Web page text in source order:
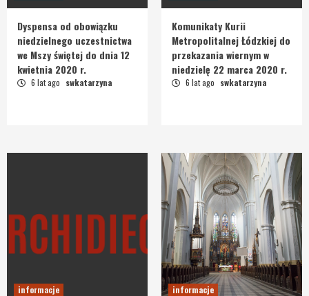
Dyspensa od obowiązku
niedzielnego uczestnictwa
we Mszy świętej do dnia 12
kwietnia 2020 r.
6 lat ago swkatarzyna
Komunikaty Kurii
Metropolitalnej Łódzkiej do
przekazania wiernym w
niedzielę 22 marca 2020 r.
6 lat ago swkatarzyna
informacje informacje